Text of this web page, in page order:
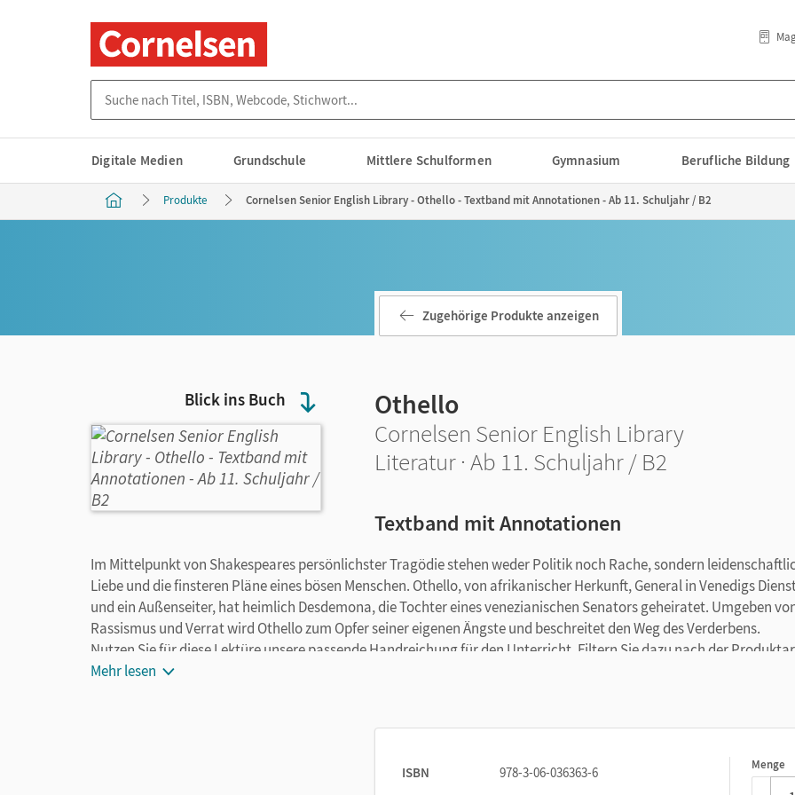
Digitale Medien Grundschule Mittlere Schulformen Gymnasium Berufliche Bildung
Produkte Cornelsen Senior English Library - Othello - Textband mit Annotationen - Ab 11. Schuljahr / B2
Blick ins Buch
Zugehörige Produkte anzeigen
Othello
Cornelsen Senior English Library
Literatur · Ab 11. Schuljahr / B2
Textband mit Annotationen
Im Mittelpunkt von Shakespeares persönlichster Tragödie stehen weder Politik noch Rache, sondern
Liebe und die finsteren Pläne eines bösen Menschen. Othello, von afrikanischer Herkunft, General in Venedigs
und ein Außenseiter, hat heimlich Desdemona, die Tochter eines venezianischen Senators geheiratet. Umgeben
Rassismus und Verrat wird Othello zum Opfer seiner eigenen Ängste und beschreitet den Weg des Verderbens.
Nutzen Sie für diese Lektüre unsere passende Handreichung für den Unterricht. Filtern Sie dazu nach der
„Handreichung“. Ebenfalls erhältlich: Interpretationshilfen zum Titel.
Mehr lesen
ISBN
978-3-06-036363-6
Menge
1